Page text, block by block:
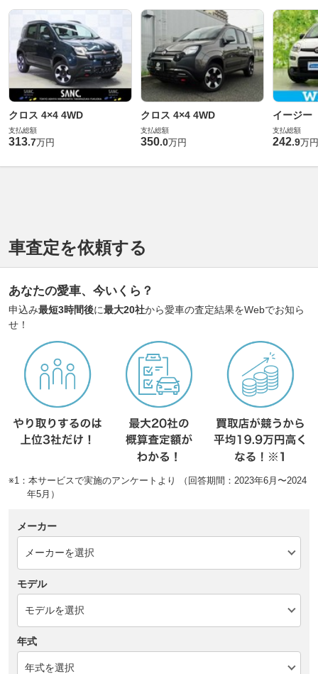
クロス 4×4 4WD
支払総額
313.7万円
クロス 4×4 4WD
支払総額
350.0万円
イージー
支払総額
242.9万円
車査定を依頼する
あなたの愛車、今いくら？
申込み最短3時間後に最大20社から愛車の査定結果をWebでお知ら
せ！
※1：本サービスで実施のアンケートより （回答期間：2023年6月〜2024
年5月）
メーカー
モデル
年式